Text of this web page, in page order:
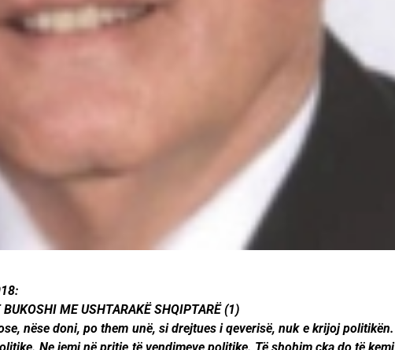
ME USHTARAKË SHQIPTARË (1)
nëse doni, po them unë, si drejtues i qeverisë, nuk e krijoj politikën.
Ne jemi në pritje të vendimeve politike. Të shohim çka do të kemi